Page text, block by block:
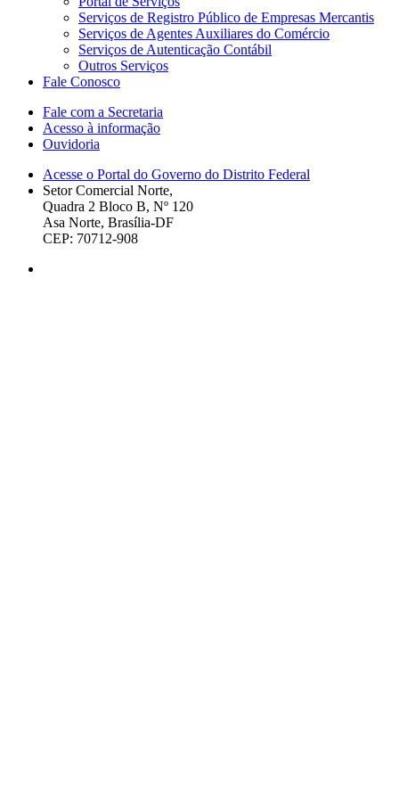
Serviços de Registro Público de Empresas Mercantis
Serviços de Agentes Auxiliares do Comércio
Serviços de Autenticação Contábil
Outros Serviços
Fale Conosco
Fale com a Secretaria
Acesso à informação
Ouvidoria
Acesse o Portal do Governo do Distrito Federal
Setor Comercial Norte,
Quadra 2 Bloco B, Nº 120
Asa Norte, Brasília-DF
CEP: 70712-908